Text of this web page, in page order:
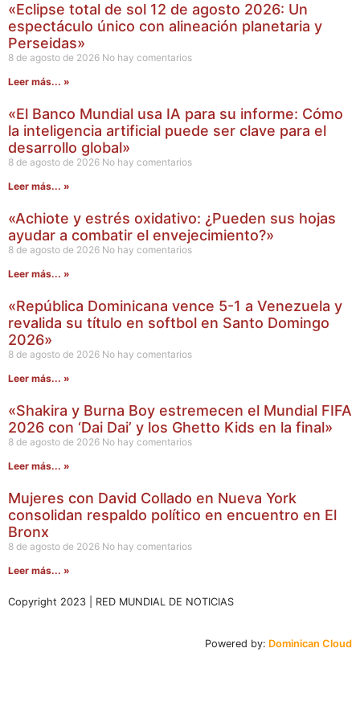
«Eclipse total de sol 12 de agosto 2026: Un
espectáculo único con alineación planetaria y
Perseidas»
8 de agosto de 2026 No hay comentarios
Leer más... »
«El Banco Mundial usa IA para su informe: Cómo
la inteligencia artificial puede ser clave para el
desarrollo global»
8 de agosto de 2026 No hay comentarios
Leer más... »
«Achiote y estrés oxidativo: ¿Pueden sus hojas
ayudar a combatir el envejecimiento?»
8 de agosto de 2026 No hay comentarios
Leer más... »
«República Dominicana vence 5-1 a Venezuela y
revalida su título en softbol en Santo Domingo
2026»
8 de agosto de 2026 No hay comentarios
Leer más... »
«Shakira y Burna Boy estremecen el Mundial FIFA
2026 con ‘Dai Dai’ y los Ghetto Kids en la final»
8 de agosto de 2026 No hay comentarios
Leer más... »
Mujeres con David Collado en Nueva York
consolidan respaldo político en encuentro en El
Bronx
8 de agosto de 2026 No hay comentarios
Leer más... »
Copyright 2023 | RED MUNDIAL DE NOTICIAS
Powered by: Dominican Cloud